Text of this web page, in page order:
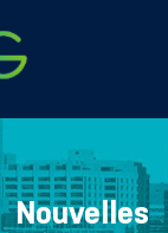
Nouvelles